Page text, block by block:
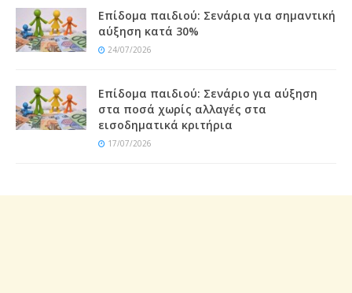
Eπίδομα παιδιού: Σενάρια για σημαντική
αύξηση κατά 30%
24/07/2026
Eπίδομα παιδιού: Σενάριο για αύξηση
στα ποσά χωρίς αλλαγές στα
εισοδηματικά κριτήρια
17/07/2026